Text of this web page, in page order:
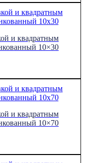
и квадратным
10×30
и квадратным
10×70